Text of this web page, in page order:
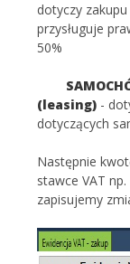
dotyczy
przysługuje
50%
(leasing) -
dotyczących
Następnie
stawce VAT
zapisujemy